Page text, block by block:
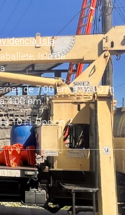
Isla
Isla de
de 7:00 am a 12:00 m
4:00 pm
1011 Opción 2